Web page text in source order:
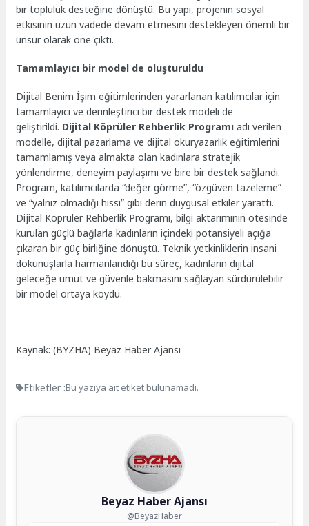
bir topluluk desteğine dönüştü. Bu yapı, projenin sosyal
etkisinin uzun vadede devam etmesini destekleyen önemli bir
unsur olarak öne çıktı.
Tamamlayıcı bir model de oluşturuldu
Dijital Benim İşim eğitimlerinden yararlanan katılımcılar için
tamamlayıcı ve derinleştirici bir destek modeli de
geliştirildi. Dijital Köprüler Rehberlik Programı adı verilen
modelle, dijital pazarlama ve dijital okuryazarlık eğitimlerini
tamamlamış veya almakta olan kadınlara stratejik
yönlendirme, deneyim paylaşımı ve bire bir destek sağlandı.
Program, katılımcılarda “değer görme”, “özgüven tazeleme”
ve “yalnız olmadığı hissi” gibi derin duygusal etkiler yarattı.
Dijital Köprüler Rehberlik Programı, bilgi aktarımının ötesinde
kurulan güçlü bağlarla kadınların içindeki potansiyeli açığa
çıkaran bir güç birliğine dönüştü. Teknik yetkinliklerin insani
dokunuşlarla harmanlandığı bu süreç, kadınların dijital
geleceğe umut ve güvenle bakmasını sağlayan sürdürülebilir
bir model ortaya koydu.
Kaynak: (BYZHA) Beyaz Haber Ajansı
Etiketler :Bu yazıya ait etiket bulunamadı.
Beyaz Haber Ajansı
@BeyazHaber